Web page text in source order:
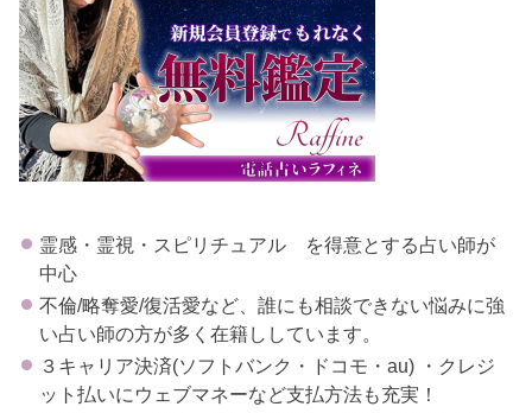
霊感・霊視・スピリチュアル を得意とする占い師が
中心
不倫/略奪愛/復活愛など、誰にも相談できない悩みに強
い占い師の方が多く在籍ししています。
３キャリア決済(ソフトバンク・ドコモ・au) ・クレジ
ット払いにウェブマネーなど支払方法も充実！